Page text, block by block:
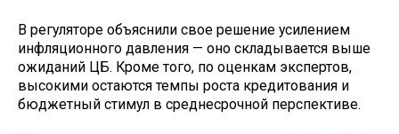
В регуляторе объяснили свое решение усилением
инфляционного давления — оно складывается выше
ожиданий ЦБ. Кроме того, по оценкам экспертов,
высокими остаются темпы роста кредитования и
бюджетный стимул в среднесрочной перспективе.